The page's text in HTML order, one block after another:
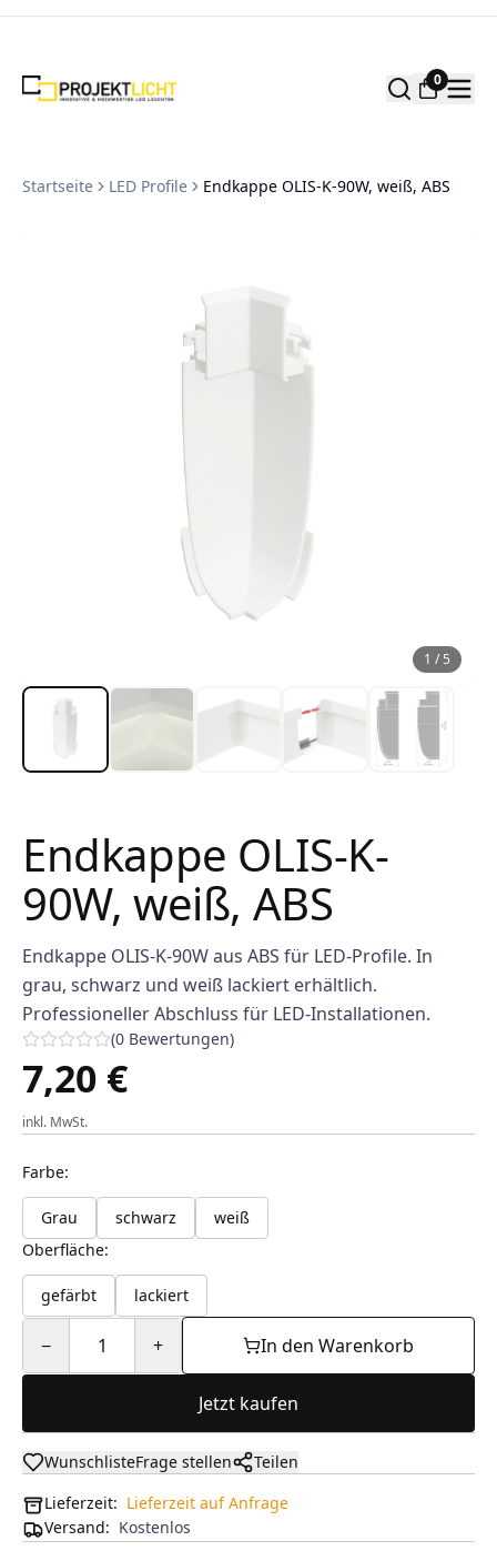
Zum Inhalt springen
0
Startseite LED Profile Endkappe OLIS-K-90W, weiß, ABS
1 / 5
Endkappe OLIS-K-
90W, weiß, ABS
Endkappe OLIS-K-90W aus ABS für LED-Profile. In
grau, schwarz und weiß lackiert erhältlich.
Professioneller Abschluss für LED-Installationen.
(0 Bewertungen)
7,20 €
inkl. MwSt.
Farbe:
Grau schwarz
weiß
Oberfläche:
gefärbt lackiert
− 1 + In den Warenkorb
Jetzt kaufen
WunschlisteFrage stellen
Teilen
Lieferzeit: Lieferzeit auf Anfrage
Versand: Kostenlos